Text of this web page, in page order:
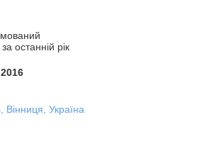
останній рік
Вінниця, Україна